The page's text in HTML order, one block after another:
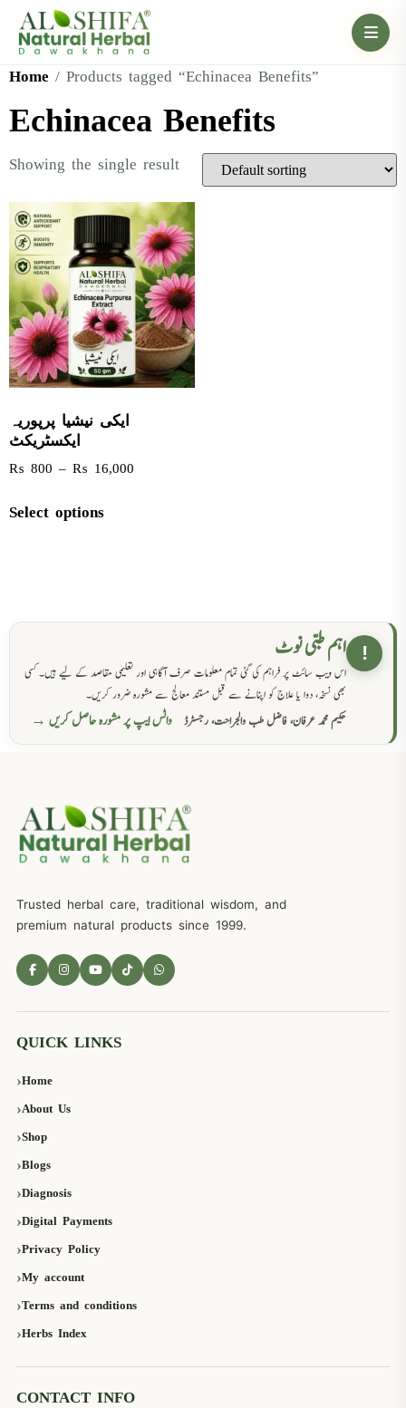
Home / Products tagged “Echinacea Benefits”
Echinacea Benefits
Showing the single result
ایکی نیشیا پرپوریہ
ایکسٹریکٹ
₨ 800 – ₨ 16,000
Select options
! اہم طبی نوٹ
اس ویب سائٹ پر فراہم کی گئی تمام معلومات صرف آگاہی اور تعلیمی مقاصد کے لیے ہیں۔ کسی
بھی نسخہ، دوا یا علاج کو اپنانے سے قبل مستند معالج سے مشورہ ضرور کریں۔
حکیم محمد عرفان، فاضل طب والجراحت، رجسٹرڈ
واٹس ایپ پر مشورہ حاصل کریں →
Trusted herbal care, traditional wisdom, and
premium natural products since 1999.
QUICK LINKS
Home
About Us
Shop
Blogs
Diagnosis
Digital Payments
Privacy Policy
My account
Terms and conditions
Herbs Index
CONTACT INFO